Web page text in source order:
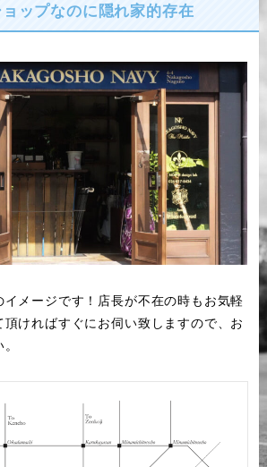
ップなのに隠れ家的存在
イメージです！店長が不在の時もお気軽
ければすぐにお伺い致しますので、お